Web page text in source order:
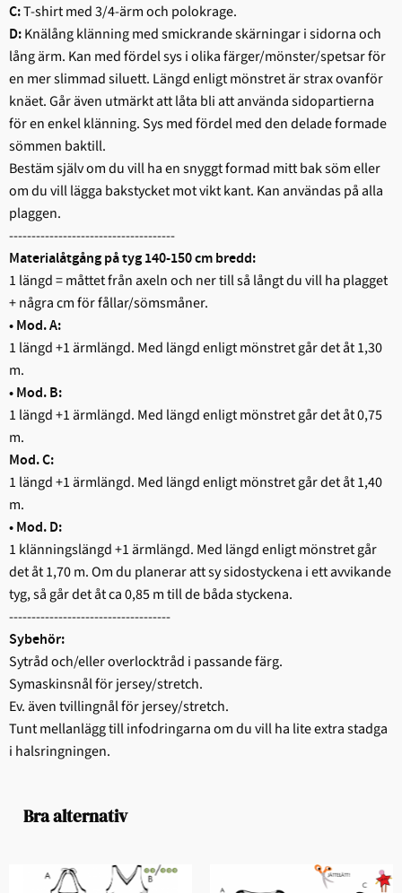
C:T-shirt med 3/4-ärm och polokrage.
D:Knälång klänning med smickrande skärningar i sidorna och
lång ärm. Kan med fördel sys i olika färger/mönster/spetsar för
en mer slimmad siluett. Längd enligt mönstret är strax ovanför
knäet. Går även utmärkt att låta bli att använda sidopartierna
för en enkel klänning. Sys med fördel med den delade formade
sömmen baktill.
Bestäm själv om du vill ha en snyggt formad mitt bak söm eller
om du vill lägga bakstycket mot vikt kant. Kan användas på alla
plaggen.
-------------------------------------
Materialåtgång på tyg 140-150 cm bredd:
1 längd = måttet från axeln och ner till så långt du vill ha plagget
+ några cm för fållar/sömsmåner.
• Mod. A:
1 längd +1 ärmlängd. Med längd enligt mönstret går det åt 1,30
m.
• Mod. B:
1 längd +1 ärmlängd. Med längd enligt mönstret går det åt 0,75
m.
Mod. C:
1 längd +1 ärmlängd. Med längd enligt mönstret går det åt 1,40
m.
• Mod. D:
1 klänningslängd +1 ärmlängd. Med längd enligt mönstret går
det åt 1,70 m. Om du planerar att sy sidostyckena i ett avvikande
tyg, så går det åt ca 0,85 m till de båda styckena.
------------------------------------
Sybehör:
Sytråd och/eller overlocktråd i passande färg.
Symaskinsnål för jersey/stretch.
Ev. även tvillingnål för jersey/stretch.
Tunt mellanlägg till infodringarna om du vill ha lite extra stadga
i halsringningen.
Bra alternativ